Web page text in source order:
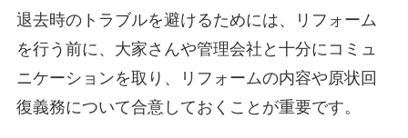
退去時のトラブルを避けるためには、リフォーム
を行う前に、大家さんや管理会社と十分にコミュ
ニケーションを取り、リフォームの内容や原状回
復義務について合意しておくことが重要です。